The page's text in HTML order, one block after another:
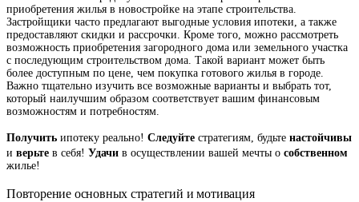
приобретения жилья в новостройке на этапе строительства.
Застройщики часто предлагают выгодные условия ипотеки, а также
предоставляют скидки и рассрочки. Кроме того, можно рассмотреть
возможность приобретения загородного дома или земельного участка
с последующим строительством дома. Такой вариант может быть
более доступным по цене, чем покупка готового жилья в городе.
Важно тщательно изучить все возможные варианты и выбрать тот,
который наилучшим образом соответствует вашим финансовым
возможностям и потребностям.
Получить ипотеку реально! Следуйте стратегиям, будьте настойчивы
и верьте в себя! Удачи в осуществлении вашей мечты о собственном
жилье!
Повторение основных стратегий и мотивация